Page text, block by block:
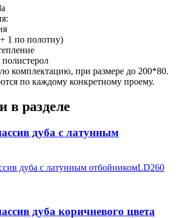
1 по полотну)
комплектацию, при размере до 200*80.
по каждому конкретному проему.
в разделе
дуба с латунным
LD260
дуба коричневого цвета